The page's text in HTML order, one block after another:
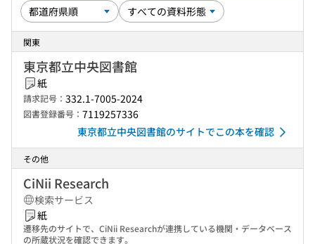
関東
東京都立中央図書館
紙
請求記号： 332.1-7005-2024
図書登録番号： 7119257336
東京都立中央図書館のサイトでこの本を確認
その他
CiNii Research
検索サービス
紙
遷移先のサイトで、CiNii Researchが連携している機関・データベース
の所蔵状況を確認できます。